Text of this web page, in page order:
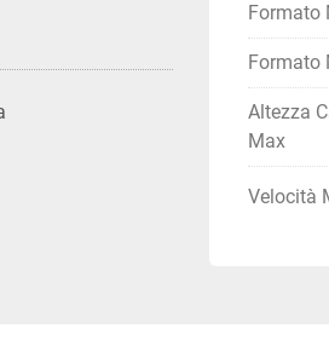
Formato
Formato
Altezza
Max
Velocità